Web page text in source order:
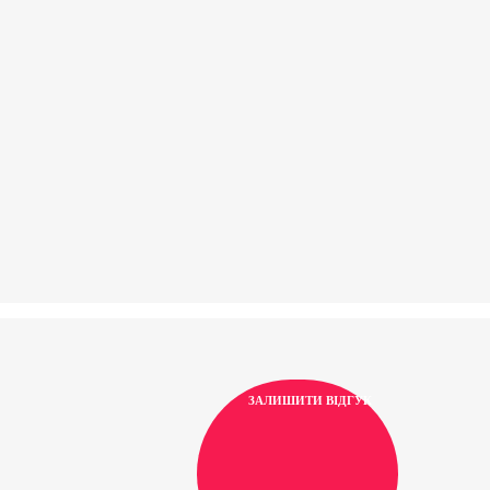
ЗАЛИШИТИ ВІДГУК